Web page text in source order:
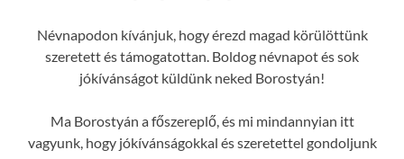
Névnapodon kívánjuk, hogy érezd magad körülöttünk
szeretett és támogatottan. Boldog névnapot és sok
jókívánságot küldünk neked Borostyán!
Ma Borostyán a főszereplő, és mi mindannyian itt
vagyunk, hogy jókívánságokkal és szeretettel gondoljunk